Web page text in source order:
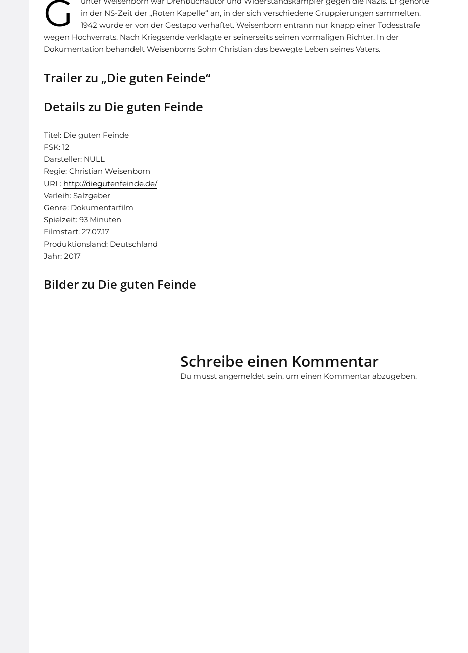
G
in der NS-Zeit der „Roten Kapelle“ an, in der sich verschiedene Gruppierungen sammelten.
1942 wurde er von der Gestapo verhaftet. Weisenborn entrann nur knapp einer Todesstrafe
wegen Hochverrats. Nach Kriegsende verklagte er seinerseits seinen vormaligen Richter. In der
Dokumentation behandelt Weisenborns Sohn Christian das bewegte Leben seines Vaters.
Trailer zu „Die guten Feinde“
Details zu Die guten Feinde
Titel: Die guten Feinde
FSK: 12
Darsteller: NULL
Regie: Christian Weisenborn
URL: http://diegutenfeinde.de/
Verleih: Salzgeber
Genre: Dokumentarfilm
Spielzeit: 93 Minuten
Filmstart: 27.07.17
Produktionsland: Deutschland
Jahr: 2017
Bilder zu Die guten Feinde
Schreibe einen Kommentar
Du musstangemeldet sein, um einen Kommentar abzugeben.